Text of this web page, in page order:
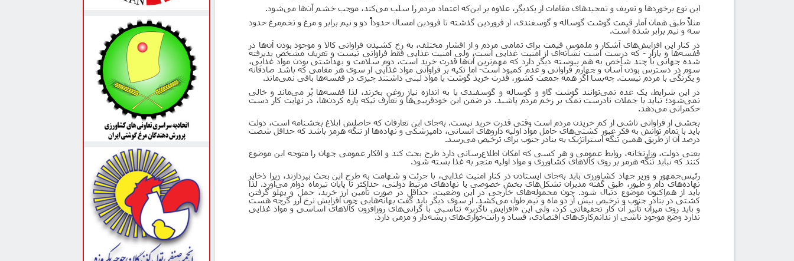
این نوع برخوردها و تعریف و تمجیدهای مقامات از یکدیگر، علاوه بر این‌که اعتماد مردم را سلب می‌کند، موجب خشم آن‌ها می‌شود.
مثلاً طبق همان آمار قیمت گوشت گوساله و گوسفندی، از فروردین گذشته تا فرودین امسال حدوداً دو و نیم برابر و مرغ و تخم‌مرغ حدود
سه و نیم برابر شده است.
در کنار این افزایش‌های آشکار و ملموس قیمت برای تمامی مردم و از اقشار مختلف، به رخ کشیدن فراوانی کالا و موجود بودن آن‌ها در
قفسه‌ها و بازار - که درست است نشانه‌ای از امنیت غذایی است، ولی امنیت غذایی فقط فراوانی نیست و تعریف مشخص پذیرفته
شده جهانی با چند شاخص به هم پیوسته دیگر دارد که مهم‌ترین آن‌ها قدرت خرید است، دوم سلامت و بهداشتی بودن مواد غذایی،
سوم در دسترس بودن آسان و چهارم فراوانی و عدم کمبود است- اما تکیه بر فراوانی مواد غذایی از سوی هر مقامی که باشد صادقانه
و یکرنگی با مردم نیست. چه‌بسا اگر همه جمعت کشور، قدرت خرید گوشت یا مواد لبنی داشتند چیزی در قفسه‌ها باقی نمی‌ماند.
در این شرایط، یک عده نمی‌توانند گوشت گاو و گوساله و گوسفندی یا به اندازه نیاز روغن بخرند، لذا قفسه‌ها پُر می‌ماند و خالی
نمی‌شود؛ نباید با جملات نادرست نمک بر زخم مردم پاشید. در ضمن این خودفریبی‌ها و تعارف تیکه پاره کردن‌ها، در نهایت کار دست
حکمرانی می‌دهد.
بخشی از فراوانی ناشی از کم خریدن مردم است وقتی قدرت خرید نیست. به‌جای این تعارفات که حاصلش ابلاغ بخشنامه است، دولت
باید با تمام توانش به فکر عبور کشتی‌های حامل مواد اولیه داروهای انسانی، دامپزشکی و نهاده‌ها از تنگه هرمز باشد که حداقل شصت
درصد آن از طریق همین تنگه استراتژیک به بنادر جنوب برای ترخیص می‌رسد.
یعنی دولت، وزارتخانه، روابط عمومی و هر کسی که امکان اطلاع‌رسانی دارد طرح بحث کند و افکار عمومی جهان را متوجه این موضوع
کنند که نباید تنگه هرمز بر روی کالاهای کشاورزی و مواد اولیه منجر به غذا بسته شود.
رئیس‌جمهور و وزیر جهاد کشاورزی باید به‌جای ایستادن در کنار امنیت غذایی، با جرئت و شهامت به طرح این بحث بپردازند، زیرا ذخایر
نهاده‌های دام و طیور، طبق گفته مدیران تشکل‌های بخش خصوصی یا نهادهای مرتبط دولتی، حداکثر تا پایان تیرماه دوام می‌آورد. لذا
باید از هم‌اکنون موضوع دنبال شود. چون محموله‌های خارجی در این وضعیت، حداقل در صورت تأمین ارز خرید، حمل و پهلو گرفتن
کشتی در بنادر جنوب و ترخیص بیش از دو ماه و نیم طول می‌کشد. از سوی دیگر باید گفت بهانه‌هایی چون افزایش نرخ ارز گرچه هست
و باید روی میزان تأثیر آن کار تحقیقاتی کرد، ولی این «افزایش ناگزیر» تناسبی با گرانی‌های روزافزون کالاهای اساسی و مواد غذایی
ندارد وضع موجود ناشی از ندانم‌کاری‌های اقتصادی، فساد و رانت‌خواری‌های ریشه‌دار و مزمن دارد.